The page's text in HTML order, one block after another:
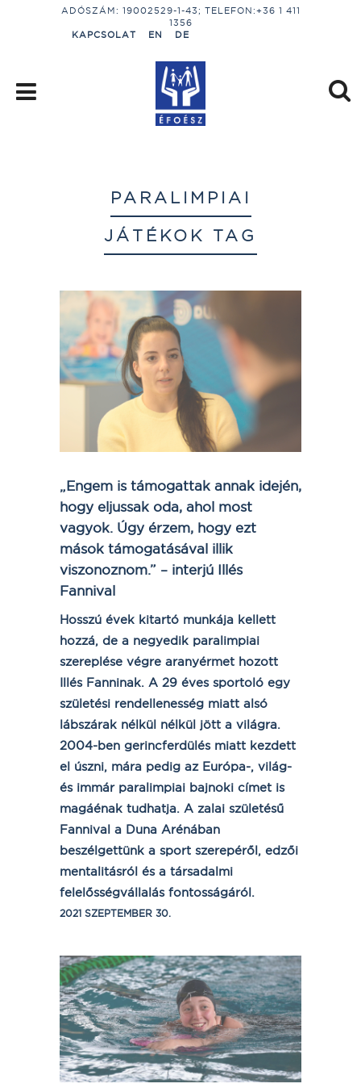
ADÓSZÁM: 19002529-1-43; TELEFON:+36 1 411
1356
KAPCSOLAT
EN DE
PARALIMPIAI
JÁTÉKOK TAG
„Engem is támogattak annak idején,
hogy eljussak oda, ahol most
vagyok. Úgy érzem, hogy ezt
mások támogatásával illik
viszonoznom.” – interjú Illés
Fannival
Hosszú évek kitartó munkája kellett
hozzá, de a negyedik paralimpiai
szereplése végre aranyérmet hozott
Illés Fanninak. A 29 éves sportoló egy
születési rendellenesség miatt alsó
lábszárak nélkül nélkül jött a világra.
2004-ben gerincferdülés miatt kezdett
el úszni, mára pedig az Európa-, világ-
és immár paralimpiai bajnoki címet is
magáénak tudhatja. A zalai születésű
Fannival a Duna Arénában
beszélgettünk a sport szerepéről, edzői
mentalitásról és a társadalmi
felelősségvállalás fontosságáról.
2021 SZEPTEMBER 30.